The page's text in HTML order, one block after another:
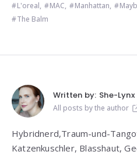
L'oreal, MAC, Manhattan,
The Balm
Written by: She-Lynx
All posts by the author
Hybridnerd,Traum-und-
Katzenkuschler, Blasshaut,